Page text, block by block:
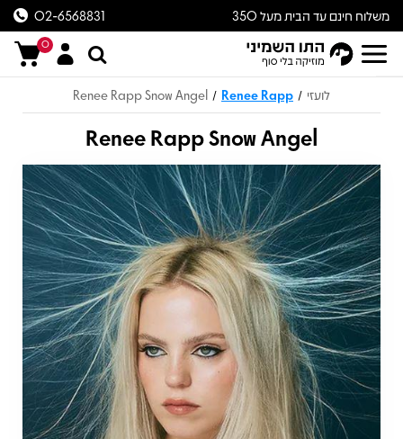
משלוח חינם עד הבית מעל 350
ש״ח
02-6568831
0
לועזי /
Renee Rapp
/
Renee Rapp Snow Angel
Renee Rapp Snow Angel